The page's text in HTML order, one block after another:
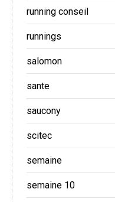
running conseil
runnings
salomon
sante
saucony
scitec
semaine
semaine 10